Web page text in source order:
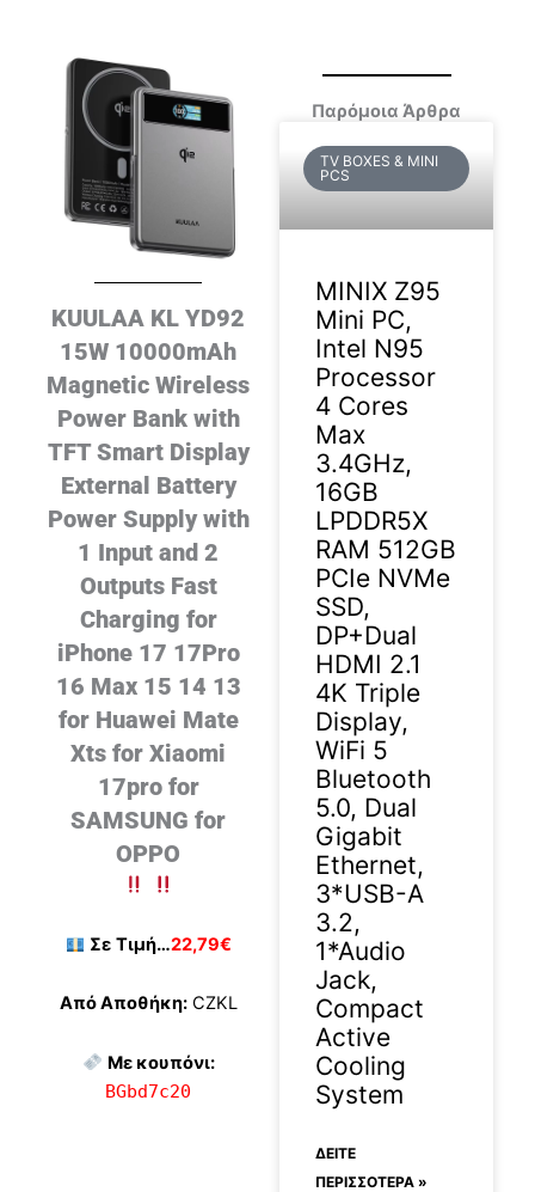
KUULAA KL YD92
15W 10000mAh
Magnetic Wireless
Power Bank with
TFT Smart Display
External Battery
Power Supply with
1 Input and 2
Outputs Fast
Charging for
iPhone 17 17Pro
16 Max 15 14 13
for Huawei Mate
Xts for Xiaomi
17pro for
SAMSUNG for
OPPO
Σε Τιμή…22,79€
Από Αποθήκη:CZKL
Με κουπόνι:
BGbd7c20
Παρόμοια Άρθρα
TV BOXES & MINI
PCS
MINIX Z95
Mini PC,
Intel N95
Processor
4 Cores
Max
3.4GHz,
16GB
LPDDR5X
RAM 512GB
PCIe NVMe
SSD,
DP+Dual
HDMI 2.1
4K Triple
Display,
WiFi 5
Bluetooth
5.0, Dual
Gigabit
Ethernet,
3*USB-A
3.2,
1*Audio
Jack,
Compact
Active
Cooling
System
ΔΕΊΤΕ
ΠΕΡΙΣΣΟΤΕΡΑ »